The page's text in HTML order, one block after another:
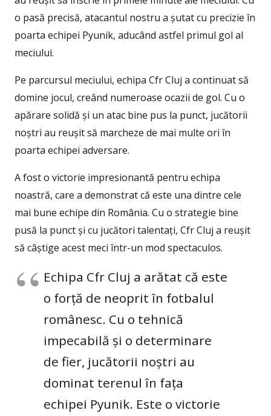
o pasă precisă, atacantul nostru a șutat cu precizie în
poarta echipei Pyunik, aducând astfel primul gol al
meciului.
Pe parcursul meciului, echipa Cfr Cluj a continuat să
domine jocul, creând numeroase ocazii de gol. Cu o
apărare solidă și un atac bine pus la punct, jucătorii
noștri au reușit să marcheze de mai multe ori în
poarta echipei adversare.
A fost o victorie impresionantă pentru echipa
noastră, care a demonstrat că este una dintre cele
mai bune echipe din România. Cu o strategie bine
pusă la punct și cu jucători talentați, Cfr Cluj a reușit
să câștige acest meci într-un mod spectaculos.
Echipa Cfr Cluj a arătat că este
o forță de neoprit în fotbalul
românesc. Cu o tehnică
impecabilă și o determinare
de fier, jucătorii noștri au
dominat terenul în fața
echipei Pyunik. Este o victorie